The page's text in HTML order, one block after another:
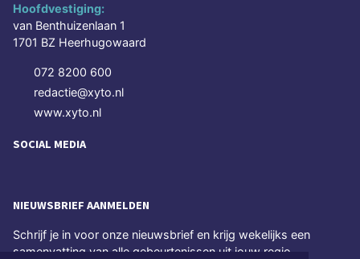
Hoofdvestiging:
van Benthuizenlaan 1
1701 BZ Heerhugowaard
072 8200 600
redactie@xyto.nl
www.xyto.nl
SOCIAL MEDIA
NIEUWSBRIEF AANMELDEN
Schrijf je in voor onze nieuwsbrief en krijg wekelijks een
samenvatting van alle gebeurtenissen uit jouw regio.